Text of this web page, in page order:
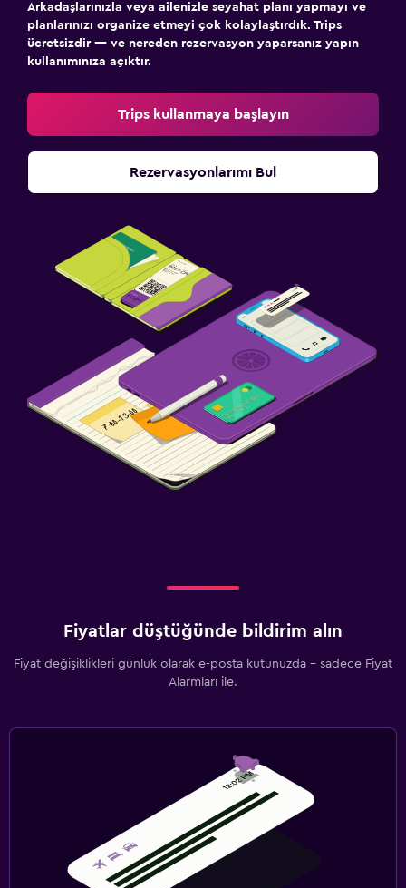
Arkadaşlarınızla veya ailenizle seyahat planı yapmayı ve
planlarınızı organize etmeyi çok kolaylaştırdık. Trips
ücretsizdir — ve nereden rezervasyon yaparsanız yapın
kullanımınıza açıktır.
Trips kullanmaya başlayın
Rezervasyonlarımı Bul
Fiyatlar düştüğünde bildirim alın
Fiyat değişiklikleri günlük olarak e-posta kutunuzda - sadece Fiyat
Alarmları ile.